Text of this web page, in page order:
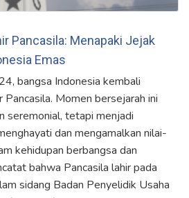
Pancasila: Menapaki Jejak
Emas
bangsa Indonesia kembali
Momen bersejarah ini
seremonial, tetapi menjadi
dan mengamalkan nilai-
kehidupan berbangsa dan
bahwa Pancasila lahir pada
sidang Badan Penyelidik Usaha